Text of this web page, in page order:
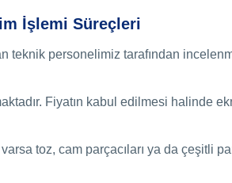
İşlemi Süreçleri
teknik personelimiz tarafından
Fiyatın kabul edilmesi halinde
toz, cam parçacıları ya da çeşitli